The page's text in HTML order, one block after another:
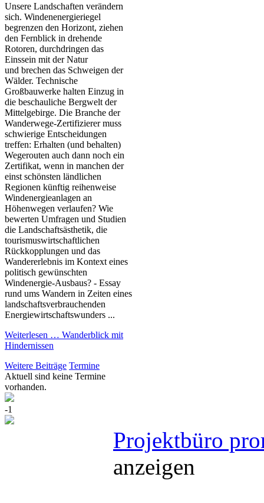
Unsere Landschaften verändern
sich. Windenenergieriegel
begrenzen den Horizont, ziehen
den Fernblick in drehende
Rotoren, durchdringen das
Einssein mit der Natur
und brechen das Schweigen der
Wälder. Technische
Großbauwerke halten Einzug in
die beschauliche Bergwelt der
Mittelgebirge. Die Branche der
Wanderwege-Zertifizierer muss
schwierige Entscheidungen
treffen: Erhalten (und behalten)
Wegerouten auch dann noch ein
Zertifikat, wenn in manchen der
einst schönsten ländlichen
Regionen künftig reihenweise
Windenergieanlagen an
Höhenwegen verlaufen? Wie
bewerten Umfragen und Studien
die Landschaftsästhetik, die
tourismuswirtschaftlichen
Rückkopplungen und das
Wandererlebnis im Kontext eines
politisch gewünschten
Windenergie-Ausbaus? - Essay
rund ums Wandern in Zeiten eines
landschaftsverbrauchenden
Energiewirtschaftswunders ...
Weiterlesen … Wanderblick mit
Hindernissen
Weitere Beiträge Termine
Aktuell sind keine Termine
vorhanden.
-1
Projektbüro
anzeigen